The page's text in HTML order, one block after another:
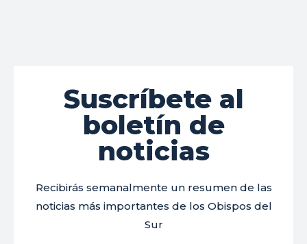
Suscríbete al
boletín de
noticias
Recibirás semanalmente un resumen de las
noticias más importantes de los Obispos del
Sur